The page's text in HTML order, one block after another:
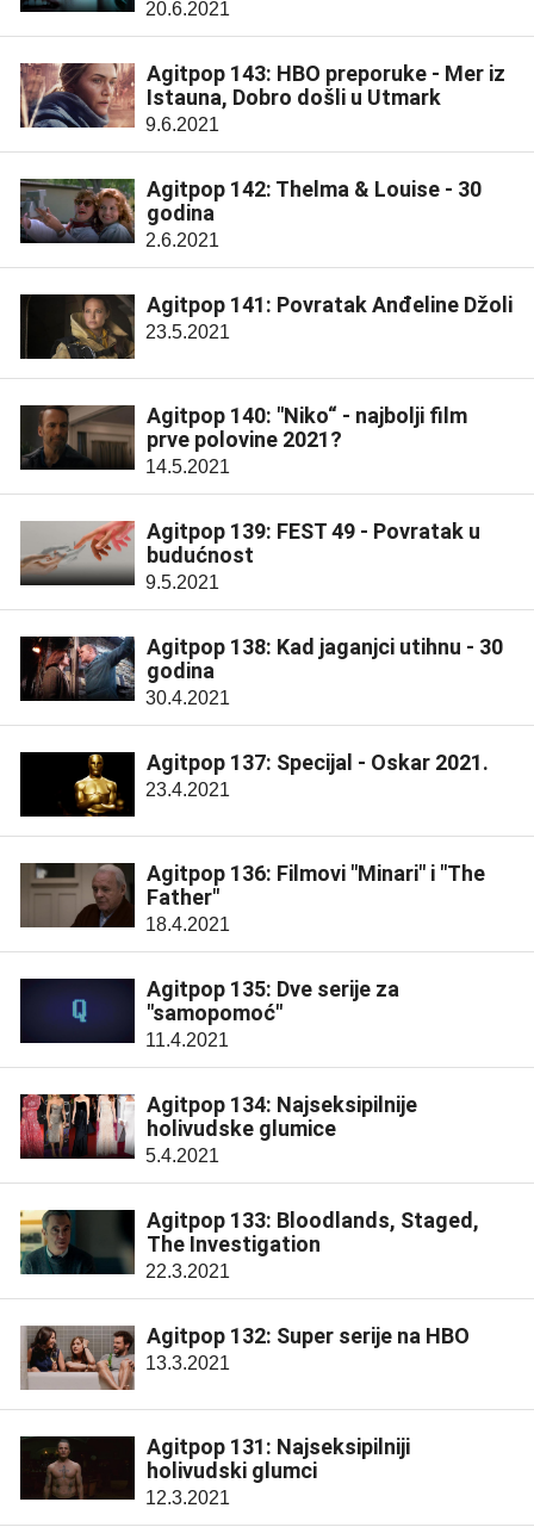
20.6.2021
Agitpop 143: HBO preporuke - Mer iz
Istauna, Dobro došli u Utmark
9.6.2021
Agitpop 142: Thelma & Louise - 30
godina
2.6.2021
Agitpop 141: Povratak Anđeline Džoli
23.5.2021
Agitpop 140: "Niko“ - najbolji film
prve polovine 2021?
14.5.2021
Agitpop 139: FEST 49 - Povratak u
budućnost
9.5.2021
Agitpop 138: Kad jaganjci utihnu - 30
godina
30.4.2021
Agitpop 137: Specijal - Oskar 2021.
23.4.2021
Agitpop 136: Filmovi "Minari" i "The
Father"
18.4.2021
Agitpop 135: Dve serije za
"samopomoć"
11.4.2021
Agitpop 134: Najseksipilnije
holivudske glumice
5.4.2021
Agitpop 133: Bloodlands, Staged,
The Investigation
22.3.2021
Agitpop 132: Super serije na HBO
13.3.2021
Agitpop 131: Najseksipilniji
holivudski glumci
12.3.2021